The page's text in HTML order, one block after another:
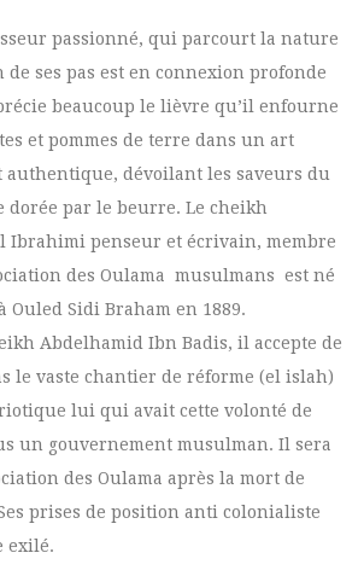
passionné, qui parcourt la nature
de ses pas est en connexion profonde
beaucoup le lièvre qu’il enfourne
et pommes de terre dans un art
dévoilant les saveurs du
dorée par le beurre. Le cheikh
Ibrahimi penseur et écrivain, membre
des Oulama musulmans est né
Ouled Sidi Braham en 1889.
Abdelhamid Ibn Badis, il accepte de
le vaste chantier de réforme (el islah)
lui qui avait cette volonté de
un gouvernement musulman. Il sera
des Oulama après la mort de
prises de position anti colonialiste
exilé.